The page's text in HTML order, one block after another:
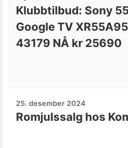
Klubbtilbud: Sony
Google TV
43179 NÅ kr 25690
25. desember 2024
Romjulssalg hos